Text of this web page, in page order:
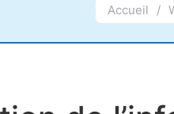
Accueil /